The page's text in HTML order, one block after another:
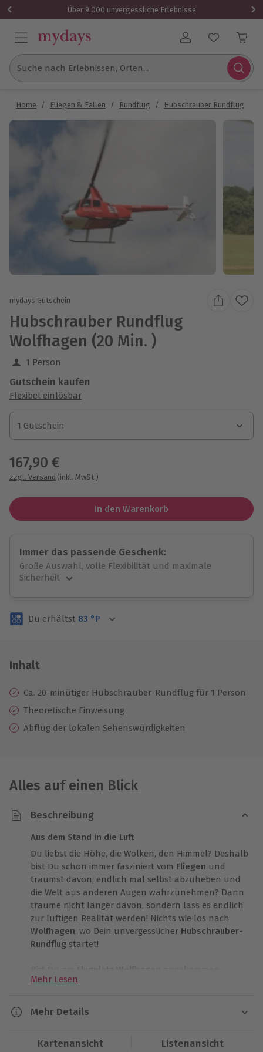
Über 9.000 unvergessliche Erlebnisse
Benutzerkonto
Suche nach Erlebnissen, Orten...
Home / Fliegen & Fallen / Rundflug / Hubschrauber Rundflug
mydays Gutschein
Hubschrauber Rundflug
Wolfhagen (20 Min. )
1 Person
Gutschein kaufen
Flexibel einlösbar
1 Gutschein
1 Gutschein
1 Gutschein
167,90 €
zzgl. Versand (inkl. MwSt.)
In den Warenkorb
Immer das passende Geschenk:
Große Auswahl, volle Flexibilität und maximale
Sicherheit
Volle Flexibilität
3 Jahre gültig & verlängerbar.
Du erhältst 83 °P
Inhalt
Ca. 20-minütiger Hubschrauber-Rundflug für 1 Person
Theoretische Einweisung
Abflug der lokalen Sehenswürdigkeiten
Alles auf einen Blick
Beschreibung
Aus dem Stand in die Luft
Du liebst die Höhe, die Wolken, den Himmel? Deshalb
bist Du schon immer fasziniert vom Fliegen und
träumst davon, endlich mal selbst abzuheben und
die Welt aus anderen Augen wahrzunehmen? Dann
träume nicht länger davon, sondern lass es endlich
zur luftigen Realität werden! Nichts wie los nach
Wolfhagen, wo Dein unvergesslicher Hubschrauber-
Rundflug startet!
Bist Du am Flugplatz Wolfhagen
angekommen,
nimmt Dich der erfahrene Pilot herzlich in Empfang.
kompetent und äußerst erfahren ist. Nachdem Ihr
die Lüfte tragen wird. Klar, ein
Helikopter-Rundflug
Mehr Lesen
Mehr Details
Kartenansicht Listenansicht